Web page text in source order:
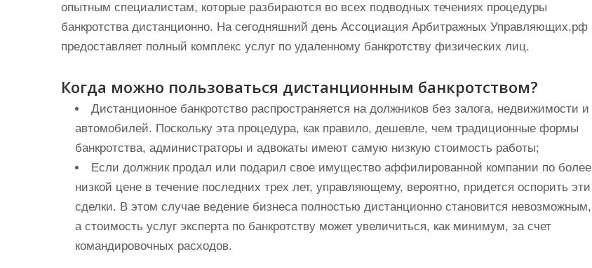
опытным специалистам, которые разбираются во всех подводных течениях процедуры
банкротства дистанционно. На сегодняшний день Ассоциация Арбитражных Управляющих.рф
предоставляет полный комплекс услуг по удаленному банкротству физических лиц.
Когда можно пользоваться дистанционным банкротством?
Дистанционное банкротство распространяется на должников без залога, недвижимости и
автомобилей. Поскольку эта процедура, как правило, дешевле, чем традиционные формы
банкротства, администраторы и адвокаты имеют самую низкую стоимость работы;
Если должник продал или подарил свое имущество аффилированной компании по более
низкой цене в течение последних трех лет, управляющему, вероятно, придется оспорить эти
сделки. В этом случае ведение бизнеса полностью дистанционно становится невозможным,
а стоимость услуг эксперта по банкротству может увеличиться, как минимум, за счет
командировочных расходов.